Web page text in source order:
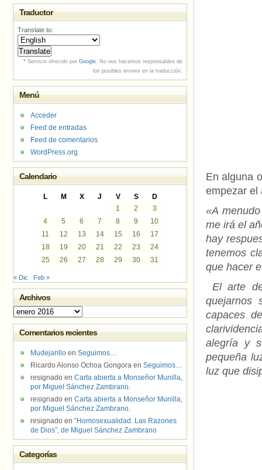
En alguna
empezar el
«A
me irá el
hay
tenemos
que hacer
El arte
quejarnos
capaces
alegría y
pequeña
luz que
Traductor
Translate to:
* Servicio ofrecido por Google. No nos hacemos responsables de
los posibles errores en la traducción.
Menú
Acceder
Feed de entradas
Feed de comentarios
WordPress.org
Calendario
L M X J V S
D
1
2
3
4
5 6 7 8 9
10
11
12 13 14 15 16
17
18
19 20 21 22 23
24
25
26 27 28 29 30 31
« Dic Feb »
Archivos
Archivos
Comentarios recientes
Mudejarillo en Seguimos…
Ricardo Alonso Ochoa Gongora en Seguimos…
resignado en Carta abierta a Monseñor Munilla,
por Miguel Sánchez Zambrano.
resignado en Carta abierta a Monseñor Munilla,
por Miguel Sánchez Zambrano.
resignado en “Homosexualidad. Las Razones
de Dios”, de Miguel Sánchez Zambrano
Categorías